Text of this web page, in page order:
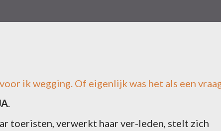
ik wegging. Of eigenlijk was het als een
.
toeristen, verwerkt haar ver-leden, stelt zich